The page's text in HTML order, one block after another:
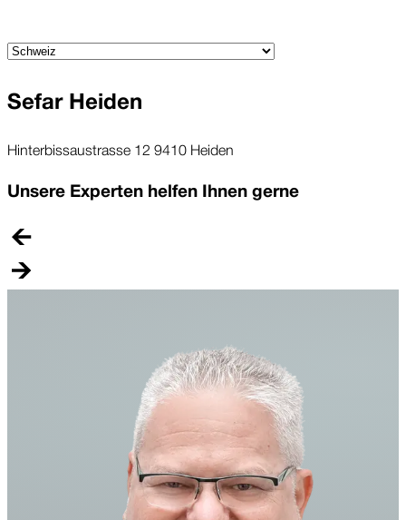
Sefar Heiden
Hinterbissaustrasse 12 9410 Heiden
Unsere Experten helfen Ihnen gerne